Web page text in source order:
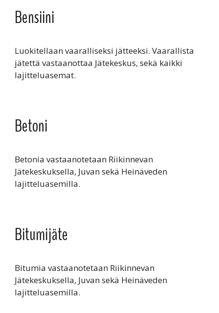
Bensiini
Luokitellaan vaaralliseksi jätteeksi. Vaarallista
jätettä vastaanottaa Jätekeskus, sekä kaikki
lajitteluasemat.
Betoni
Betonia vastaanotetaan Riikinnevan
Jätekeskuksella, Juvan sekä Heinäveden
lajitteluasemilla.
Bitumijäte
Bitumia vastaanotetaan Riikinnevan
Jätekeskuksella, Juvan sekä Heinäveden
lajitteluasemilla.